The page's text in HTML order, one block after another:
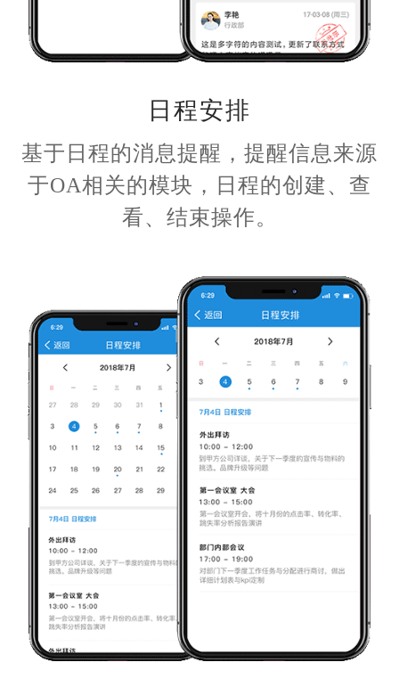
日程安排
基于日程的消息提醒，提醒信息来源
于OA相关的模块，日程的创建、查
看、结束操作。